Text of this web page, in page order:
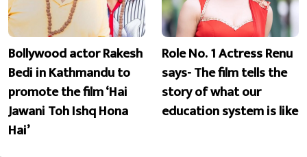
Bollywood actor Rakesh
Bedi in Kathmandu to
promote the film ‘Hai
Jawani Toh Ishq Hona
Hai’
Role No. 1 Actress Renu
says- The film tells the
story of what our
education system is like